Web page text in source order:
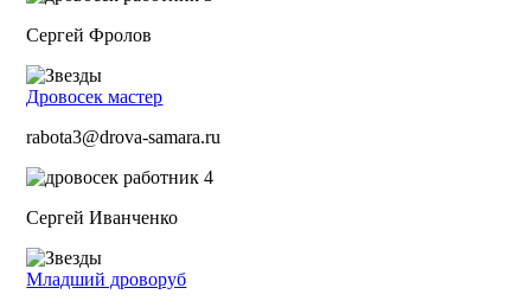
Сергей Фролов
Дровосек мастер
rabota3@drova-samara.ru
Сергей Иванченко
Младший дроворуб